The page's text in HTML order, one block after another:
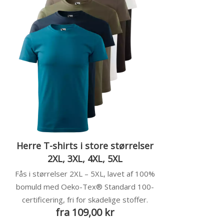
Herre T-shirts i store størrelser
2XL, 3XL, 4XL, 5XL
Fås i størrelser 2XL – 5XL, lavet af 100%
bomuld med Oeko-Tex® Standard 100-
certificering, fri for skadelige stoffer.
fra 109,00 kr